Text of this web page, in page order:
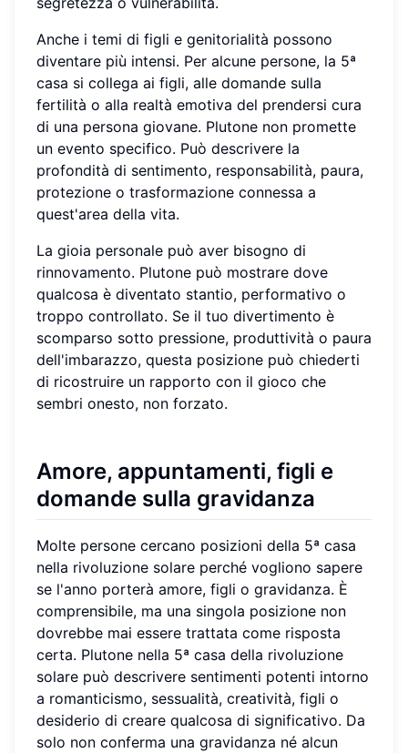
Anche i temi di figli e genitorialità possono
diventare più intensi. Per alcune persone, la 5ª
casa si collega ai figli, alle domande sulla
fertilità o alla realtà emotiva del prendersi cura
di una persona giovane. Plutone non promette
un evento specifico. Può descrivere la
profondità di sentimento, responsabilità, paura,
protezione o trasformazione connessa a
quest'area della vita.
La gioia personale può aver bisogno di
rinnovamento. Plutone può mostrare dove
qualcosa è diventato stantio, performativo o
troppo controllato. Se il tuo divertimento è
scomparso sotto pressione, produttività o paura
dell'imbarazzo, questa posizione può chiederti
di ricostruire un rapporto con il gioco che
sembri onesto, non forzato.
Amore, appuntamenti, figli e
domande sulla gravidanza
Molte persone cercano posizioni della 5ª casa
nella rivoluzione solare perché vogliono sapere
se l'anno porterà amore, figli o gravidanza. È
comprensibile, ma una singola posizione non
dovrebbe mai essere trattata come risposta
certa. Plutone nella 5ª casa della rivoluzione
solare può descrivere sentimenti potenti intorno
a romanticismo, sessualità, creatività, figli o
desiderio di creare qualcosa di significativo. Da
solo non conferma una gravidanza né alcun